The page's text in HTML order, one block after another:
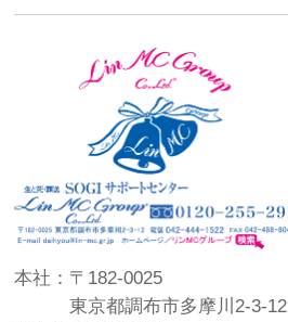
本社：〒182-0025
東京都調布市多摩川2-3-12